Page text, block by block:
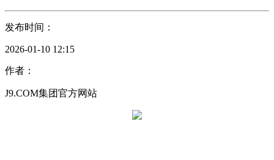
发布时间：
2026-01-10 12:15
作者：
J9.COM集团官方网站